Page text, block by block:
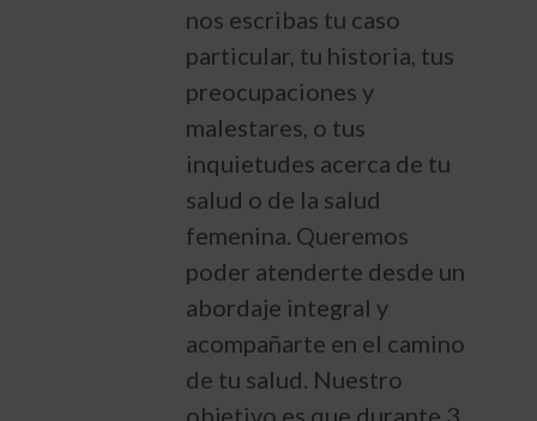
nos escribas tu caso
particular, tu historia, tus
preocupaciones y
malestares, o tus
inquietudes acerca de tu
salud o de la salud
femenina. Queremos
poder atenderte desde un
abordaje integral y
acompañarte en el camino
de tu salud. Nuestro